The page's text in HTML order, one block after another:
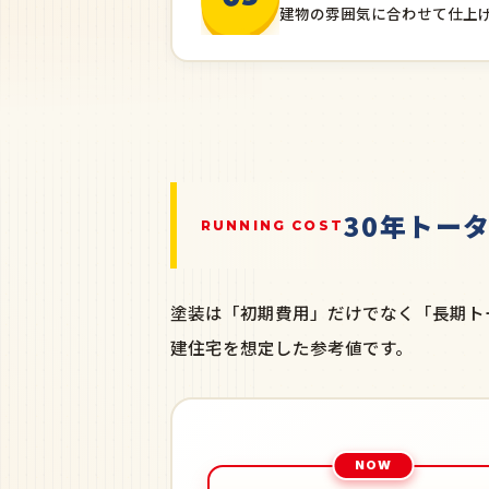
建物の雰囲気に合わせて仕上
RUNNING COST 30年トー
塗装は「初期費用」だけでなく「長期
建住宅を想定した参考値です。